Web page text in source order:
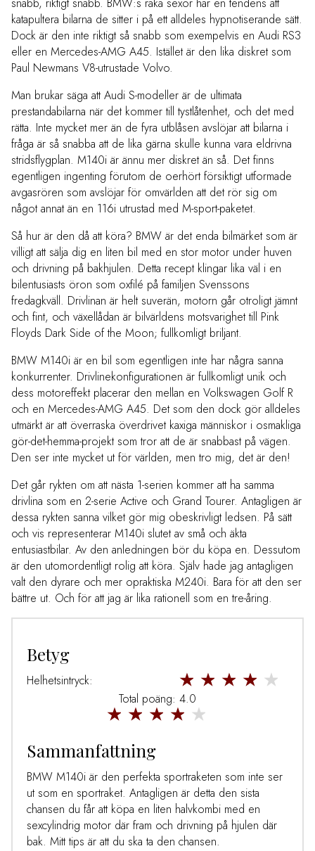
katapultera bilarna de sitter i på ett alldeles hypnotiserande sätt.
Dock är den inte riktigt så snabb som exempelvis en Audi RS3
eller en Mercedes-AMG A45. Istället är den lika diskret som
Paul Newmans V8-utrustade Volvo.
Man brukar säga att Audi S-modeller är de ultimata
prestandabilarna när det kommer till tystlåtenhet, och det med
rätta. Inte mycket mer än de fyra utblåsen avslöjar att bilarna i
fråga är så snabba att de lika gärna skulle kunna vara eldrivna
stridsflygplan. M140i är ännu mer diskret än så. Det finns
egentligen ingenting förutom de oerhört försiktigt utformade
avgasrören som avslöjar för omvärlden att det rör sig om
något annat än en 116i utrustad med M-sport-paketet.
Så hur är den då att köra? BMW är det enda bilmärket som är
villigt att sälja dig en liten bil med en stor motor under huven
och drivning på bakhjulen. Detta recept klingar lika väl i en
bilentusiasts öron som oxfilé på familjen Svenssons
fredagkväll. Drivlinan är helt suverän, motorn går otroligt jämnt
och fint, och växellådan är bilvärldens motsvarighet till Pink
Floyds Dark Side of the Moon; fullkomligt briljant.
BMW M140i är en bil som egentligen inte har några sanna
konkurrenter. Drivlinekonfigurationen är fullkomligt unik och
dess motoreffekt placerar den mellan en Volkswagen Golf R
och en Mercedes-AMG A45. Det som den dock gör alldeles
utmärkt är att överraska överdrivet kaxiga människor i osmakliga
gör-det-hemma-projekt som tror att de är snabbast på vägen.
Den ser inte mycket ut för världen, men tro mig, det är den!
Det går rykten om att nästa 1-serien kommer att ha samma
drivlina som en 2-serie Active och Grand Tourer. Antagligen är
dessa rykten sanna vilket gör mig obeskrivligt ledsen. På sätt
och vis representerar M140i slutet av små och äkta
entusiastbilar. Av den anledningen bör du köpa en. Dessutom
är den utomordentligt rolig att köra. Själv hade jag antagligen
valt den dyrare och mer opraktiska M240i. Bara för att den ser
bättre ut. Och för att jag är lika rationell som en tre-åring.
Betyg
Helhetsintryck:
Total poäng: 4.0
Sammanfattning
BMW M140i är den perfekta sportraketen som inte ser
ut som en sportraket. Antagligen är detta den sista
chansen du får att köpa en liten halvkombi med en
sexcylindrig motor där fram och drivning på hjulen där
bak. Mitt tips är att du ska ta den chansen.